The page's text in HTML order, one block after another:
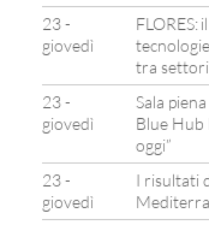
23 -
giovedì
tra
23 -
giovedì
Sala
Blue Hub
oggi”
23 -
giovedì
I risultati